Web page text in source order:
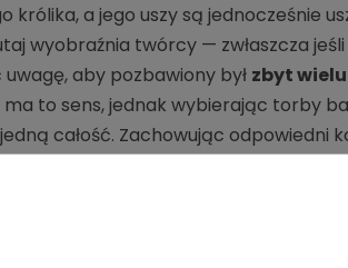
a jego uszy są jednocześnie
wyobraźnia twórcy — zwłaszcza
aby pozbawiony był zbyt
to sens, jednak wybierając torby
całość. Zachowując odpowiedni
na samym początku
zastanów